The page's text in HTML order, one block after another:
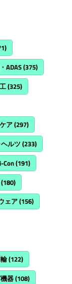
ADAS(375)
(325)
ア(297)
ルツ (233)
Con(191)
(180)
ェア(156)
(122)
器(108)